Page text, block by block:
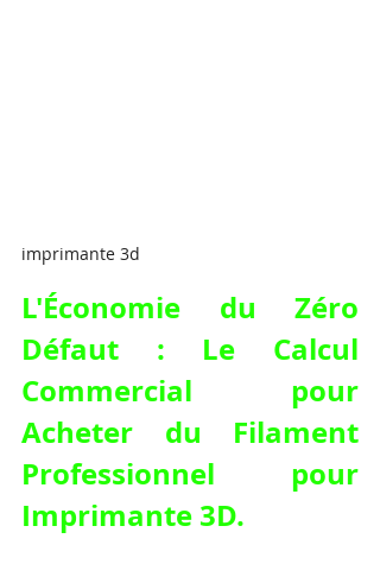
imprimante 3d
L'Économie du Zéro
Défaut : Le Calcul
Acheter du Filament
Professionnel pour
Imprimante 3D.